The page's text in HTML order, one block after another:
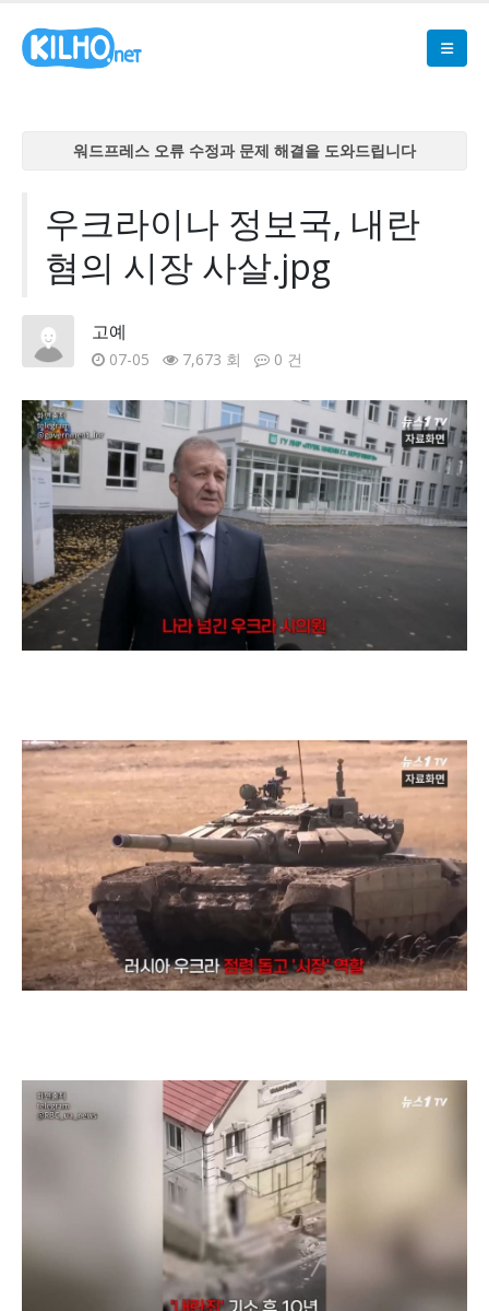
워드프레스 오류 수정과 문제 해결을 도와드립니다
워드프레스 오류 수정과 문제 해결을 도와드립니다
워드프레스 오류 수정과 문제 해결을 도와드립니다
워드프레스 오류 수정과 문제 해결을 도와드립니다
우크라이나 정보국, 내란
혐의 시장 사살.jpg
고예
07-05 7,673 회 0 건